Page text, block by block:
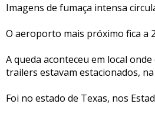
Imagens de fumaça intensa
O aeroporto mais próximo fica a
A queda aconteceu em local
trailers estavam estacionados,
Foi no estado de Texas, nos